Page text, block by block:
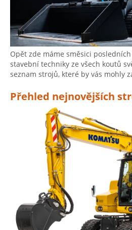
Opět zde máme směsici
stavební techniky ze všech koutů
seznam strojů, které by vás mohly
Přehled nejnovějších